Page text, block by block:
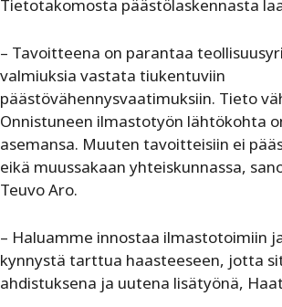
Tietotakomosta päästölaskennasta
– Tavoitteena on parantaa
valmiuksia vastata tiukentuviin
päästövähennysvaatimuksiin. Tieto
Onnistuneen ilmastotyön lähtökohta
asemansa. Muuten tavoitteisiin ei
eikä muussakaan yhteiskunnassa,
Teuvo Aro.
– Haluamme innostaa ilmastotoimiin
kynnystä tarttua haasteeseen, jotta
ahdistuksena ja uutena lisätyönä,